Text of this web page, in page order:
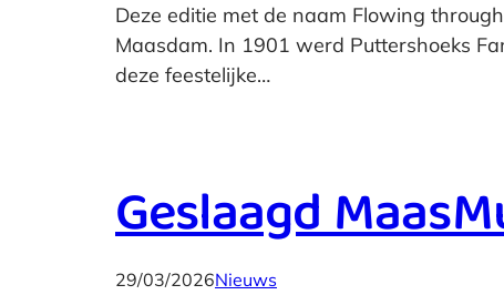
Deze editie met de naam Flowing
Maasdam. In 1901 werd Puttershoeks
deze feestelijke…
Geslaagd
29/03/2026Nieuws